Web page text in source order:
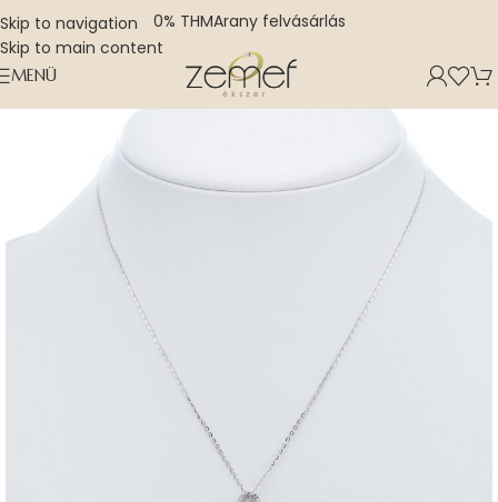
Skip to navigation
Skip to main content
0% THMArany felvásárlás
MENÜ